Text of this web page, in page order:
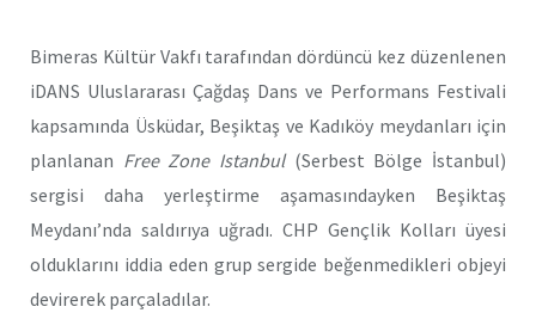
Bimeras Kültür Vakfı tarafından dördüncü kez düzenlenen
iDANS Uluslararası Çağdaş Dans ve Performans Festivali
kapsamında Üsküdar, Beşiktaş ve Kadıköy meydanları için
planlanan Free Zone Istanbul(Serbest Bölge İstanbul)
sergisi daha yerleştirme aşamasındayken Beşiktaş
Meydanı’nda saldırıya uğradı. CHP Gençlik Kolları üyesi
olduklarını iddia eden grup sergide beğenmedikleri objeyi
devirerek parçaladılar.